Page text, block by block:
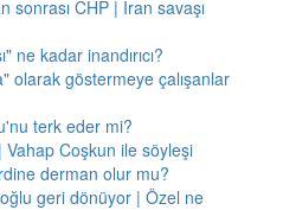
sonrası CHP | İran savaşı
ne kadar inandırıcı?
olarak göstermeye çalışanlar
terk eder mi?
Coşkun ile söyleşi
derman olur mu?
geri dönüyor | Özel ne